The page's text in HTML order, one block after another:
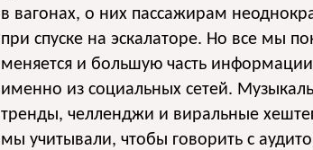
в вагонах, о них пассажирам
при спуске на эскалаторе. Но все мы
меняется и большую часть
именно из социальных сетей.
тренды, челленджи и виральные
мы учитывали, чтобы говорить с